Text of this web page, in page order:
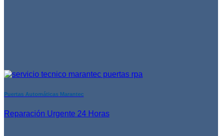
Puertas Automáticas Marantec
Reparación Urgente 24 Horas